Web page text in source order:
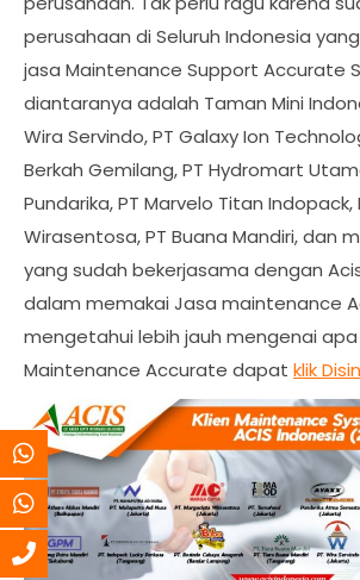
perusahaan di Seluruh Indonesia
jasa Maintenance Support Accurate
diantaranya adalah Taman Mini
Wira Servindo, PT Galaxy Ion
Berkah Gemilang, PT Hydromart
Pundarika, PT Marvelo Titan
Wirasentosa, PT Buana Mandiri, dan
yang sudah bekerjasama dengan
dalam memakai Jasa maintenance
mengetahui lebih jauh mengenai
Maintenance Accurate dapat klik